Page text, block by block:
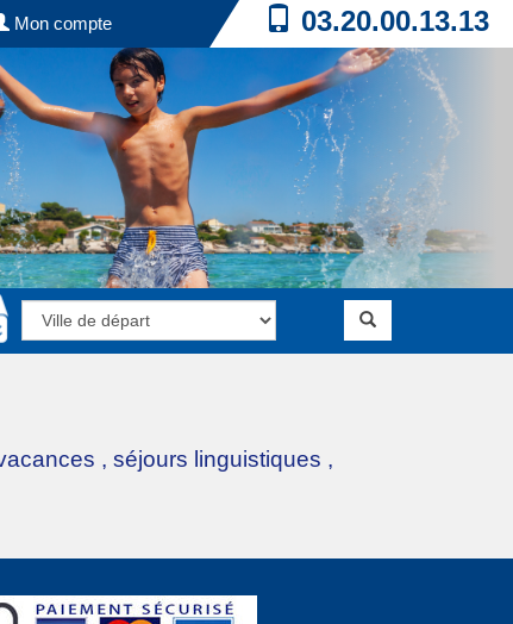
Mon compte 03.20.00.13.13
, séjours linguistiques ,